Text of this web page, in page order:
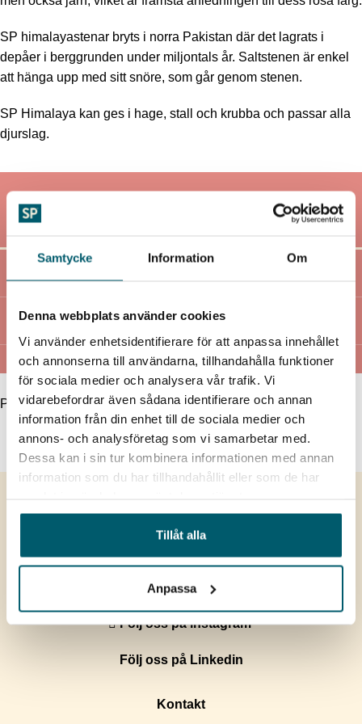
Samtycke Information Om
Denna webbplats använder cookies
Vi använder enhetsidentifierare för att anpassa innehållet
och annonserna till användarna, tillhandahålla funktioner
för sociala medier och analysera vår trafik. Vi
vidarebefordrar även sådana identifierare och annan
information från din enhet till de sociala medier och
annons- och analysföretag som vi samarbetar med.
Dessa kan i sin tur kombinera informationen med annan
information som du har tillhandahållit eller som de har
Tillåt alla
Anpassa
SP himalayastenar bryts i norra Pakistan där det lagrats i
depåer i berggrunden under miljontals år. Saltstenen är enkel
att hänga upp med sitt snöre, som går genom stenen.
SP Himalaya kan ges i hage, stall och krubba och passar alla
djurslag.
INNEHÅLLSDEKLARATION PER KG
Natrium
PRODUKTDATA
Produktdata
Om SP
Sortiment
Om salt
Broschyr
Följ oss på instagram
Följ oss på Linkedin
Kontakt